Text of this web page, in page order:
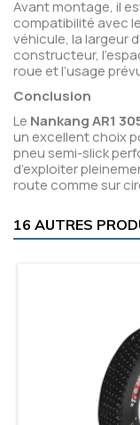
Avant montage, il
compatibilité avec
véhicule, la largeur
constructeur,
roue et l’usage
Conclusion
Le Nankang AR1
un excellent choix
pneu semi-slick
d’exploiter
route comme sur
16 AUTRES